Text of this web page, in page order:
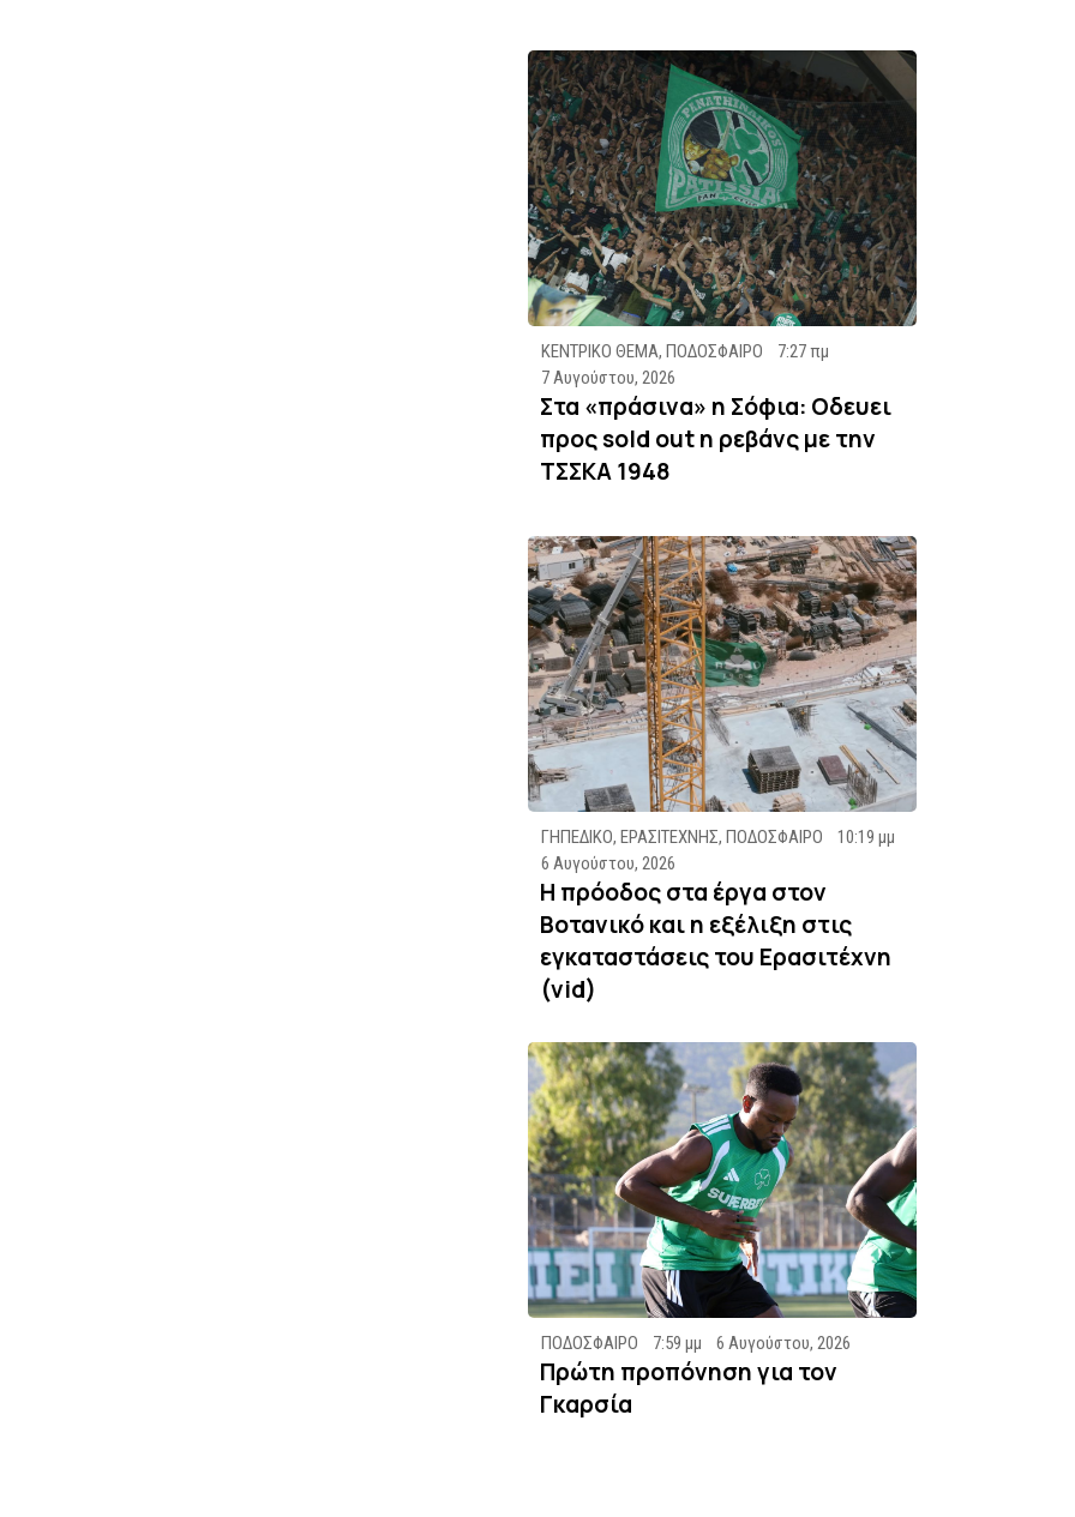
ΚΕΝΤΡΙΚΟ ΘΕΜΑ, ΠΟΔΟΣΦΑΙΡΟ
7:27 πμ
7 Αυγούστου, 2026
Στα «πράσινα» η Σόφια: Οδευει
προς sold out η ρεβάνς με την
ΤΣΣΚΑ 1948
ΓΗΠΕΔΙΚΟ, ΕΡΑΣΙΤΕΧΝΗΣ, ΠΟΔΟΣΦΑΙΡΟ
10:19 μμ
6 Αυγούστου, 2026
Η πρόοδος στα έργα στον
Βοτανικό και η εξέλιξη στις
εγκαταστάσεις του Ερασιτέχνη
(vid)
ΠΟΔΟΣΦΑΙΡΟ 7:59 μμ 6 Αυγούστου, 2026
Πρώτη προπόνηση για τον
Γκαρσία